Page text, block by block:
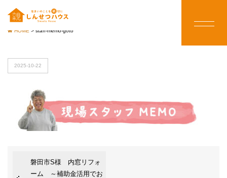
HOME > staff-memo-goto
2025-10-22
磐田市S様 内窓リフォ
ーム ～補助金活用でお